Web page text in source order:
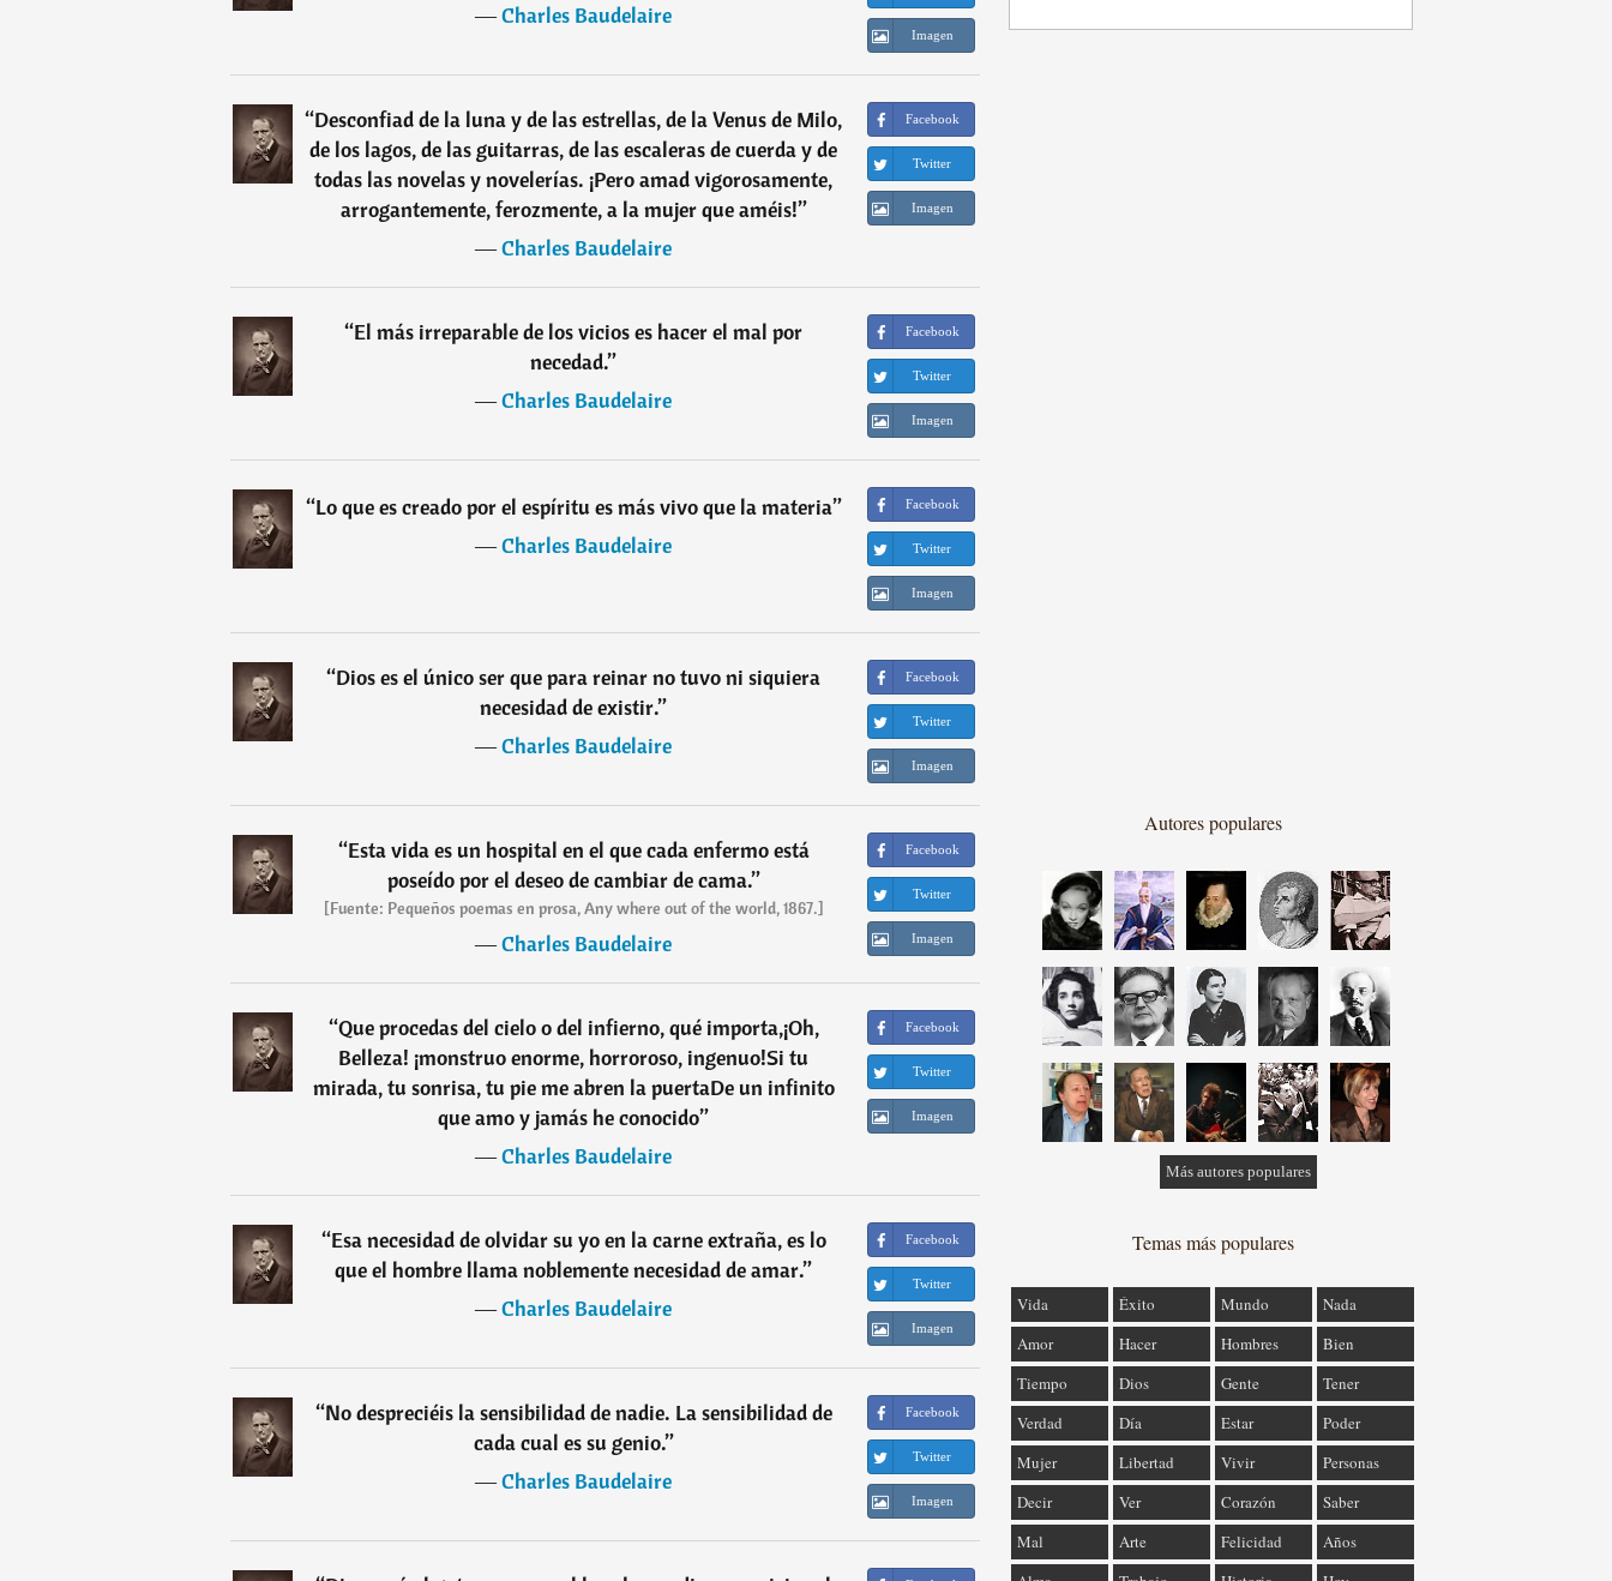
―Charles Baudelaire
Imagen
“Desconfiad de la luna y de las estrellas, de la Venus de Milo,
de los lagos, de las guitarras, de las escaleras de cuerda y de
todas las novelas y novelerías. ¡Pero amad vigorosamente,
arrogantemente, ferozmente, a la mujer que améis!”
―Charles Baudelaire
Facebook
Twitter
Imagen
“El más irreparable de los vicios es hacer el mal por
necedad.”
―Charles Baudelaire
Facebook
Twitter
Imagen
“Lo que es creado por el espíritu es más vivo que la materia”
―Charles Baudelaire
Facebook
Twitter
Imagen
“Dios es el único ser que para reinar no tuvo ni siquiera
necesidad de existir.”
―Charles Baudelaire
Facebook
Twitter
Imagen
“Esta vida es un hospital en el que cada enfermo está
poseído por el deseo de cambiar de cama.”
[Fuente: Pequeños poemas en prosa, Any where out of the world, 1867.]
―Charles Baudelaire
Facebook
Twitter
Imagen
“Que procedas del cielo o del infierno, qué importa,¡Oh,
Belleza! ¡monstruo enorme, horroroso, ingenuo!Si tu
mirada, tu sonrisa, tu pie me abren la puertaDe un infinito
que amo y jamás he conocido”
―Charles Baudelaire
Facebook
Twitter
Imagen
“Esa necesidad de olvidar su yo en la carne extraña, es lo
que el hombre llama noblemente necesidad de amar.”
―Charles Baudelaire
Facebook
Twitter
Imagen
“No despreciéis la sensibilidad de nadie. La sensibilidad de
cada cual es su genio.”
―Charles Baudelaire
Facebook
Twitter
Imagen
Autores populares
Más autores populares
Temas más populares
Vida Éxito Mundo
Nada
Amor
Hacer Hombres
Bien
Tiempo
Dios Gente
Tener
Verdad
Día Estar
Poder
Mujer
Libertad Vivir
Personas
Decir
Ver Corazón
Saber
Mal
Arte Felicidad
Años